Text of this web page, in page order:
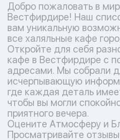
Добро пожаловать в
Вестфирдире! Наш
вам уникальную
все халяльные кафе
Откройте для себя
кафе в Вестфирдире с
адресами. Мы собрали
исчерпывающую
где каждая деталь
чтобы вы могли
приятного вечера.
Оцените Атмосферу и
Просматривайте